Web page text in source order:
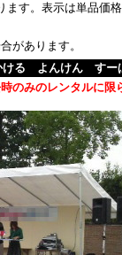
す。表示は単品価
があります。
ける よんけん すー
のみのレンタルに限